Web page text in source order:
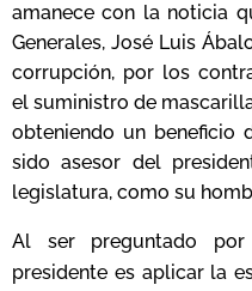
amanece con la noticia
Generales, José Luis
corrupción, por los
el suministro de
obteniendo un beneficio
sido asesor del
legislatura, como su
Al ser preguntado
presidente es aplicar la